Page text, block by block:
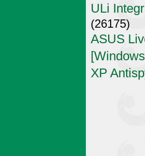
ULi
(26175)
ASUS
XP